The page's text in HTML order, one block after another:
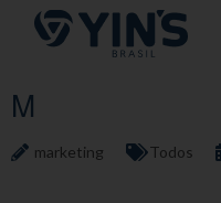
Pular
para
M
marketing Todos